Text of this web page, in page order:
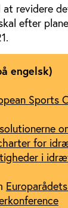
at revidere
efter
engelsk)
Sports
for
i